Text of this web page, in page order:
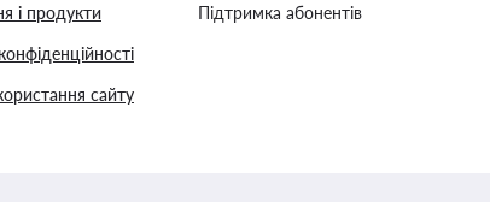
і продукти
сайту
Підтримка абонентів